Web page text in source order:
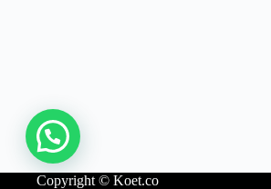
Copyright © Koet.co